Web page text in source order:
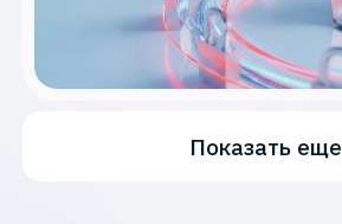
Показать еще